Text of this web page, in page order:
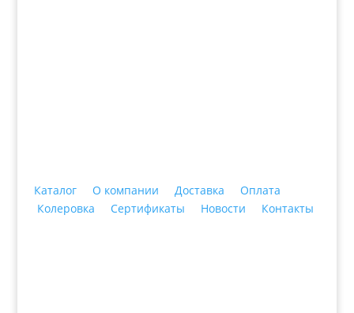
Каталог О компании Доставка
Оплата
Колеровка
Сертификаты Новости Контакты